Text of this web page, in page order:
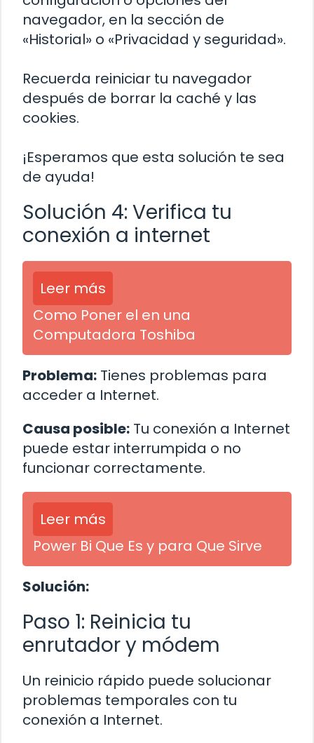
navegador, en la sección de
«Historial» o «Privacidad y seguridad».
Recuerda reiniciar tu navegador
después de borrar la caché y las
cookies.
¡Esperamos que esta solución te sea
de ayuda!
Solución 4: Verifica tu
conexión a internet
Leer más
Como Poner el en una
Computadora Toshiba
Problema: Tienes problemas para
acceder a Internet.
Causa posible: Tu conexión a Internet
puede estar interrumpida o no
funcionar correctamente.
Leer más
Power Bi Que Es y para Que Sirve
Solución:
Paso 1: Reinicia tu
enrutador y módem
Un reinicio rápido puede solucionar
problemas temporales con tu
conexión a Internet.